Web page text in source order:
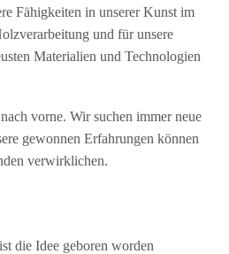
Fähigkeiten in unserer Kunst im
und für unsere
Materialien und Technologien
vorne. Wir suchen immer neue
gewonnen Erfahrungen können
verwirklichen.
die Idee geboren worden